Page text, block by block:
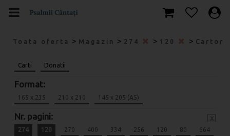
Toata oferta > Magazin > 274 > 120 >
Carti Donatii
Format:
165 x 235 210 x 210 145 x 205 (A5)
Nr. pagini:
274 120 270 400 334 256 120 80 664